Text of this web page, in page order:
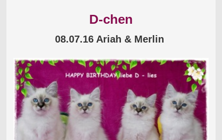
D-chen
08.07.16 Ariah & Merlin